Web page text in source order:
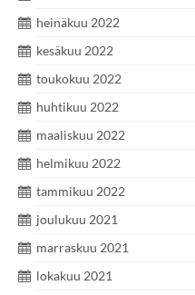
heinäkuu 2022
kesäkuu 2022
toukokuu 2022
huhtikuu 2022
maaliskuu 2022
helmikuu 2022
tammikuu 2022
joulukuu 2021
marraskuu 2021
lokakuu 2021